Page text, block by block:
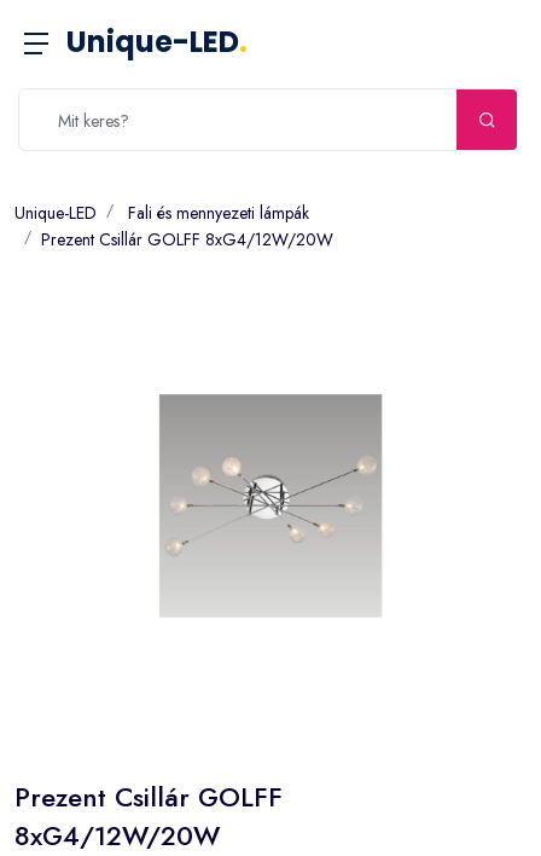
Unique-LED.
Unique-LED
Fali és mennyezeti lámpák
Prezent Csillár GOLFF 8xG4/12W/20W
Prezent Csillár GOLFF
8xG4/12W/20W